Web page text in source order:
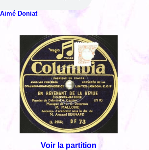
Aimé Doniat
Voir la partition